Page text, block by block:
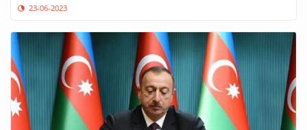
23-06-2023